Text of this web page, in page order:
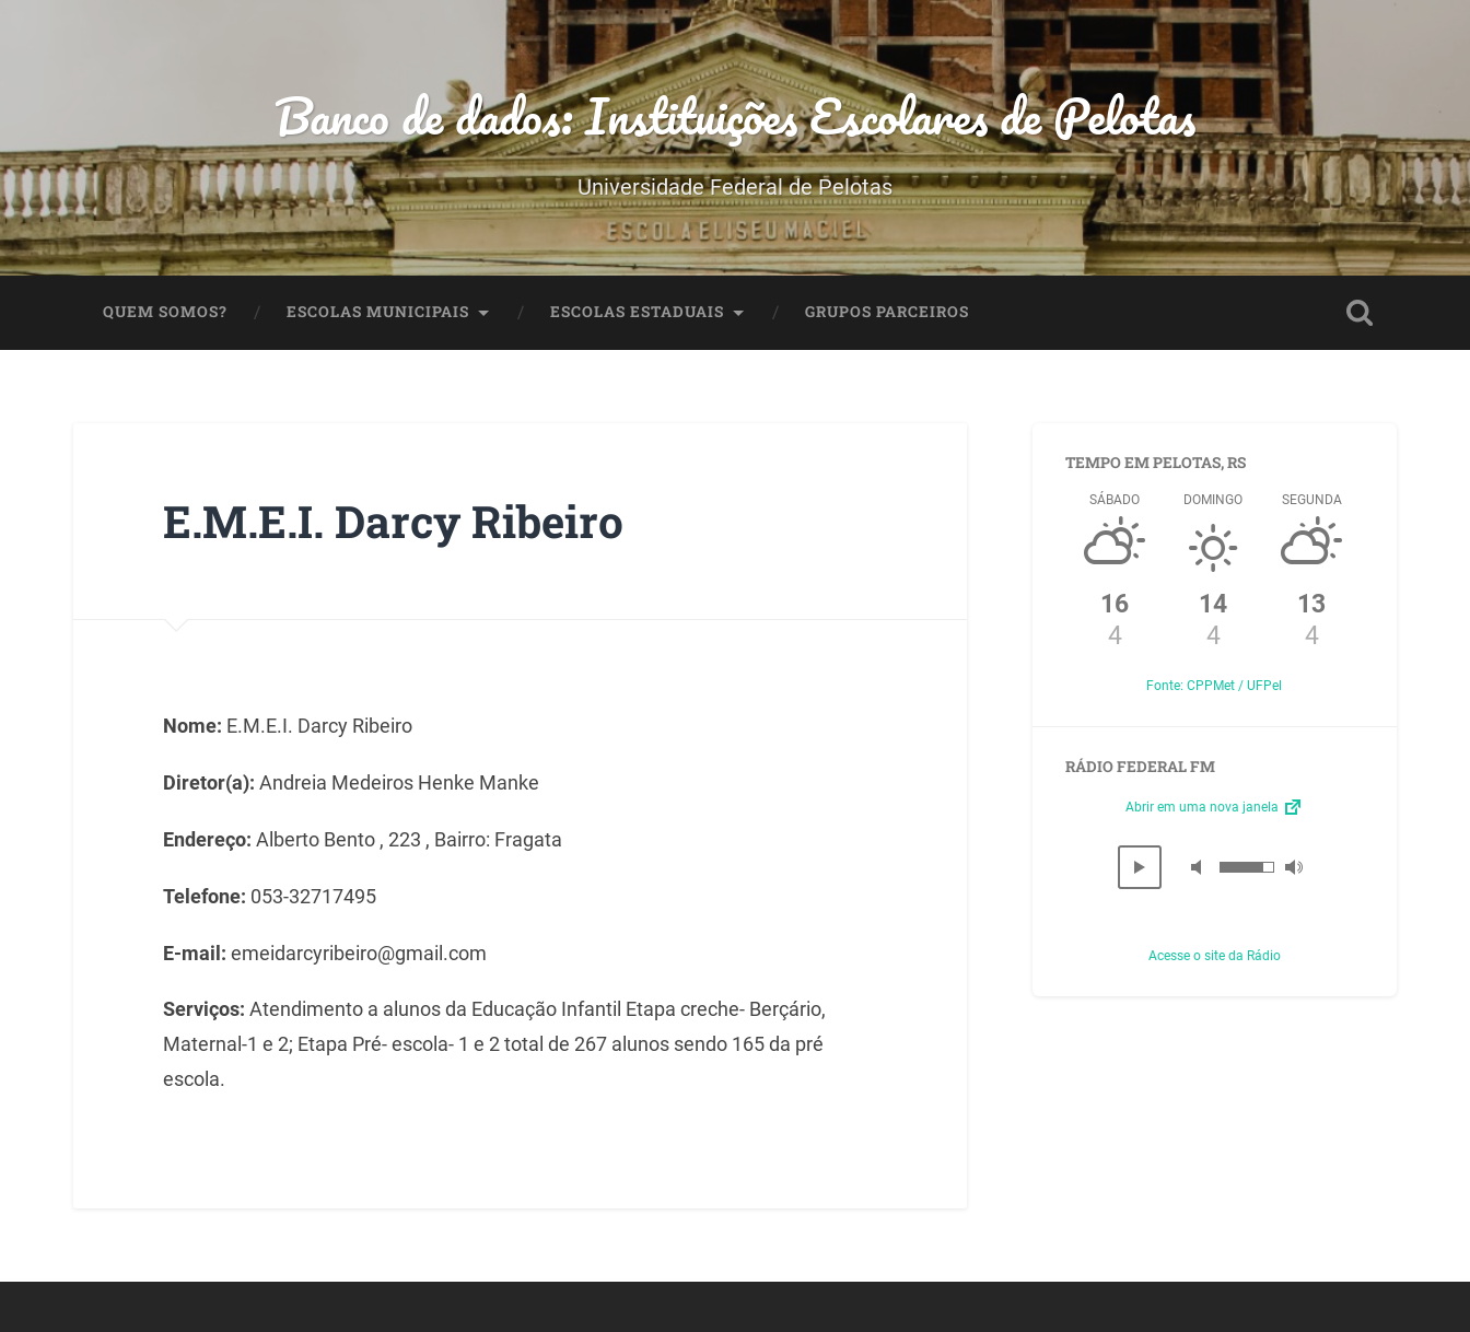
Banco de dados: Instituições Escolares de Pelotas
Universidade Federal de Pelotas
QUEM SOMOS? ESCOLAS MUNICIPAIS ESCOLAS ESTADUAIS GRUPOS PARCEIROS
E.M.E.I. Darcy Ribeiro
Nome: E.M.E.I. Darcy Ribeiro
Diretor(a): Andreia Medeiros Henke Manke
Endereço: Alberto Bento , 223 , Bairro: Fragata
Telefone: 053-32717495
E-mail: emeidarcyribeiro@gmail.com
Serviços: Atendimento a alunos da Educação Infantil Etapa creche- Berçário,
Maternal-1 e 2; Etapa Pré- escola- 1 e 2 total de 267 alunos sendo 165 da pré
escola.
TEMPO EM PELOTAS, RS
SÁBADO
16
4
DOMINGO
14
4
SEGUNDA
13
4
Fonte: CPPMet / UFPel
RÁDIO FEDERAL FM
Abrir em uma nova janela
Acesse o site da Rádio